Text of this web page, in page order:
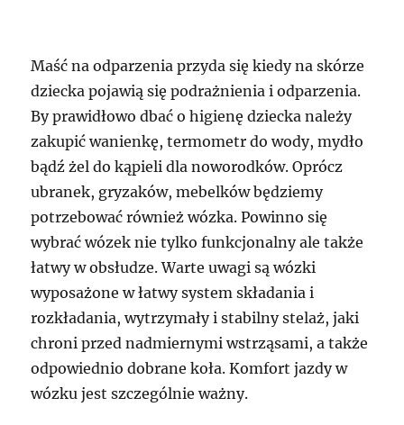
Maść na odparzenia przyda się kiedy na skórze
dziecka pojawią się podrażnienia i odparzenia.
By prawidłowo dbać o higienę dziecka należy
zakupić wanienkę, termometr do wody, mydło
bądź żel do kąpieli dla noworodków. Oprócz
ubranek, gryzaków, mebelków będziemy
potrzebować również wózka. Powinno się
wybrać wózek nie tylko funkcjonalny ale także
łatwy w obsłudze. Warte uwagi są wózki
wyposażone w łatwy system składania i
rozkładania, wytrzymały i stabilny stelaż, jaki
chroni przed nadmiernymi wstrząsami, a także
odpowiednio dobrane koła. Komfort jazdy w
wózku jest szczególnie ważny.